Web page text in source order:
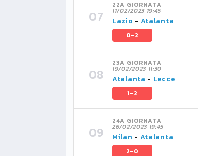
22A GIORNATA
11/02/2023 19:45
Lazio - Atalanta
0-2
23A GIORNATA
19/02/2023 11:30
Atalanta - Lecce
1-2
24A GIORNATA
26/02/2023 19:45
Milan - Atalanta
2-0